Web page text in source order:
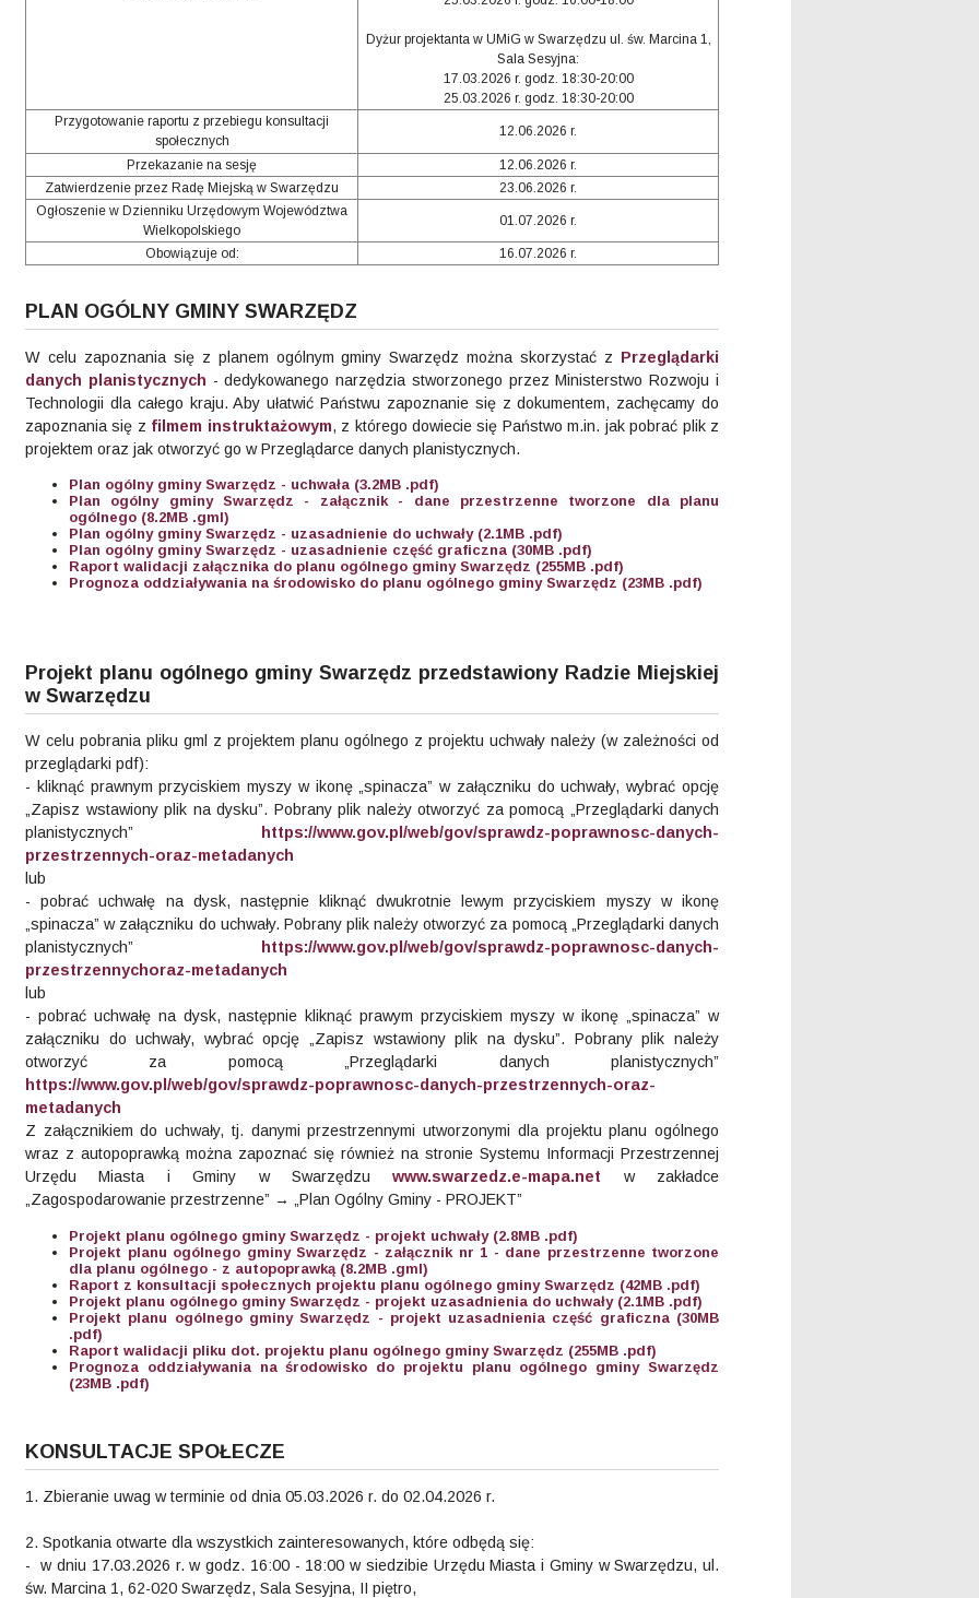
Dyżur projektanta w UMiG w Swarzędzu ul. św. Marcina 1,
Sala Sesyjna:
17.03.2026 r. godz. 18:30-20:00
25.03.2026 r. godz. 18:30-20:00
Przygotowanie raportu z przebiegu konsultacji
społecznych
12.06.2026 r.
Przekazanie na sesję
12.06.2026 r.
Zatwierdzenie przez Radę Miejską w Swarzędzu
23.06.2026 r.
Ogłoszenie w Dzienniku Urzędowym Województwa
Wielkopolskiego
01.07.2026 r.
Obowiązuje od: 16.07.2026 r.
PLAN OGÓLNY GMINY SWARZĘDZ
W celu zapoznania się z planem ogólnym gminy Swarzędz można skorzystać z Przeglądarki
danych planistycznych - dedykowanego narzędzia stworzonego przez Ministerstwo Rozwoju i
Technologii dla całego kraju. Aby ułatwić Państwu zapoznanie się z dokumentem, zachęcamy do
zapoznania się z filmem instruktażowym, z którego dowiecie się Państwo m.in. jak pobrać plik z
projektem oraz jak otworzyć go w Przeglądarce danych planistycznych.
Plan ogólny gminy Swarzędz - uchwała (3.2MB .pdf)
Plan ogólny gminy Swarzędz - załącznik - dane przestrzenne tworzone dla planu
ogólnego (8.2MB .gml)
Plan ogólny gminy Swarzędz - uzasadnienie do uchwały (2.1MB .pdf)
Plan ogólny gminy Swarzędz - uzasadnienie część graficzna (30MB .pdf)
Raport walidacji załącznika do planu ogólnego gminy Swarzędz (255MB .pdf)
Prognoza oddziaływania na środowisko do planu ogólnego gminy Swarzędz (23MB .pdf)
Projekt planu ogólnego gminy Swarzędz przedstawiony Radzie Miejskiej
w Swarzędzu
W celu pobrania pliku gml z projektem planu ogólnego z projektu uchwały należy (w zależności od
przeglądarki pdf):
- kliknąć prawnym przyciskiem myszy w ikonę „spinacza” w załączniku do uchwały, wybrać opcję
„Zapisz wstawiony plik na dysku”. Pobrany plik należy otworzyć za pomocą „Przeglądarki danych
planistycznych”
https://www.gov.pl/web/gov/sprawdz-poprawnosc-danych-
przestrzennych-oraz-metadanych
lub
- pobrać uchwałę na dysk, następnie kliknąć dwukrotnie lewym przyciskiem myszy w ikonę
„spinacza” w załączniku do uchwały. Pobrany plik należy otworzyć za pomocą „Przeglądarki danych
planistycznych”
https://www.gov.pl/web/gov/sprawdz-poprawnosc-danych-
przestrzennychoraz-metadanych
lub
- pobrać uchwałę na dysk, następnie kliknąć prawym przyciskiem myszy w ikonę „spinacza” w
załączniku do uchwały, wybrać opcję „Zapisz wstawiony plik na dysku”. Pobrany plik należy
otworzyć za pomocą „Przeglądarki danych planistycznych”
https://www.gov.pl/web/gov/sprawdz-poprawnosc-danych-przestrzennych-oraz-
metadanych
Z załącznikiem do uchwały, tj. danymi przestrzennymi utworzonymi dla projektu planu ogólnego
wraz z autopoprawką można zapoznać się również na stronie Systemu Informacji Przestrzennej
Urzędu Miasta i Gminy w Swarzędzuwww.swarzedz.e-mapa.net w zakładce
„Zagospodarowanie przestrzenne” → „Plan Ogólny Gminy - PROJEKT”
Projekt planu ogólnego gminy Swarzędz - projekt uchwały (2.8MB .pdf)
Projekt planu ogólnego gminy Swarzędz - załącznik nr 1 - dane przestrzenne tworzone
dla planu ogólnego - z autopoprawką (8.2MB .gml)
Raport z konsultacji społecznych projektu planu ogólnego gminy Swarzędz (42MB .pdf)
Projekt planu ogólnego gminy Swarzędz - projekt uzasadnienia do uchwały (2.1MB .pdf)
Projekt planu ogólnego gminy Swarzędz - projekt uzasadnienia część graficzna (30MB
.pdf)
Raport walidacji pliku dot. projektu planu ogólnego gminy Swarzędz (255MB .pdf)
Prognoza oddziaływania na środowisko do projektu planu ogólnego gminy Swarzędz
(23MB .pdf)
KONSULTACJE SPOŁECZE
1. Zbieranie uwag w terminie od dnia 05.03.2026 r. do 02.04.2026 r.
2. Spotkania otwarte dla wszystkich zainteresowanych, które odbędą się:
- w dniu 17.03.2026 r. w godz. 16:00 - 18:00 w siedzibie Urzędu Miasta i Gminy w Swarzędzu, ul.
św. Marcina 1, 62-020 Swarzędz, Sala Sesyjna, II piętro,